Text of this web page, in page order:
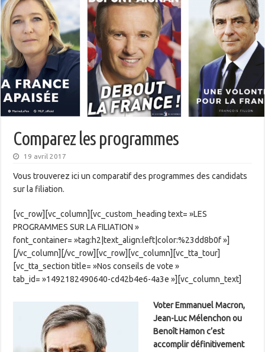
Comparez les programmes
19 avril 2017
Vous trouverez ici un comparatif des programmes des candidats
sur la filiation.
[vc_row][vc_column][vc_custom_heading text= »LES
PROGRAMMES SUR LA FILIATION »
font_container= »tag:h2|text_align:left|color:%23dd8b0f »]
[/vc_column][/vc_row][vc_row][vc_column][vc_tta_tour]
[vc_tta_section title= »Nos conseils de vote »
tab_id= »1492182490640-cd42b4e6-4a3e »][vc_column_text]
Voter Emmanuel Macron,
Jean-Luc Mélenchon ou
Benoît Hamon c’est
accomplir définitivement